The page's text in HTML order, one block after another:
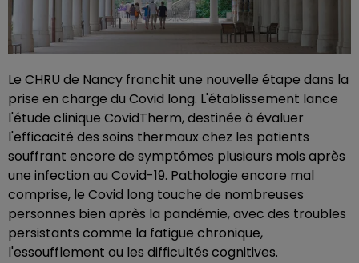
Le CHRU de Nancy franchit une nouvelle étape dans la
prise en charge du Covid long. L'établissement lance
l'étude clinique CovidTherm, destinée à évaluer
l'efficacité des soins thermaux chez les patients
souffrant encore de symptômes plusieurs mois après
une infection au Covid-19. Pathologie encore mal
comprise, le Covid long touche de nombreuses
personnes bien après la pandémie, avec des troubles
persistants comme la fatigue chronique,
l'essoufflement ou les difficultés cognitives.